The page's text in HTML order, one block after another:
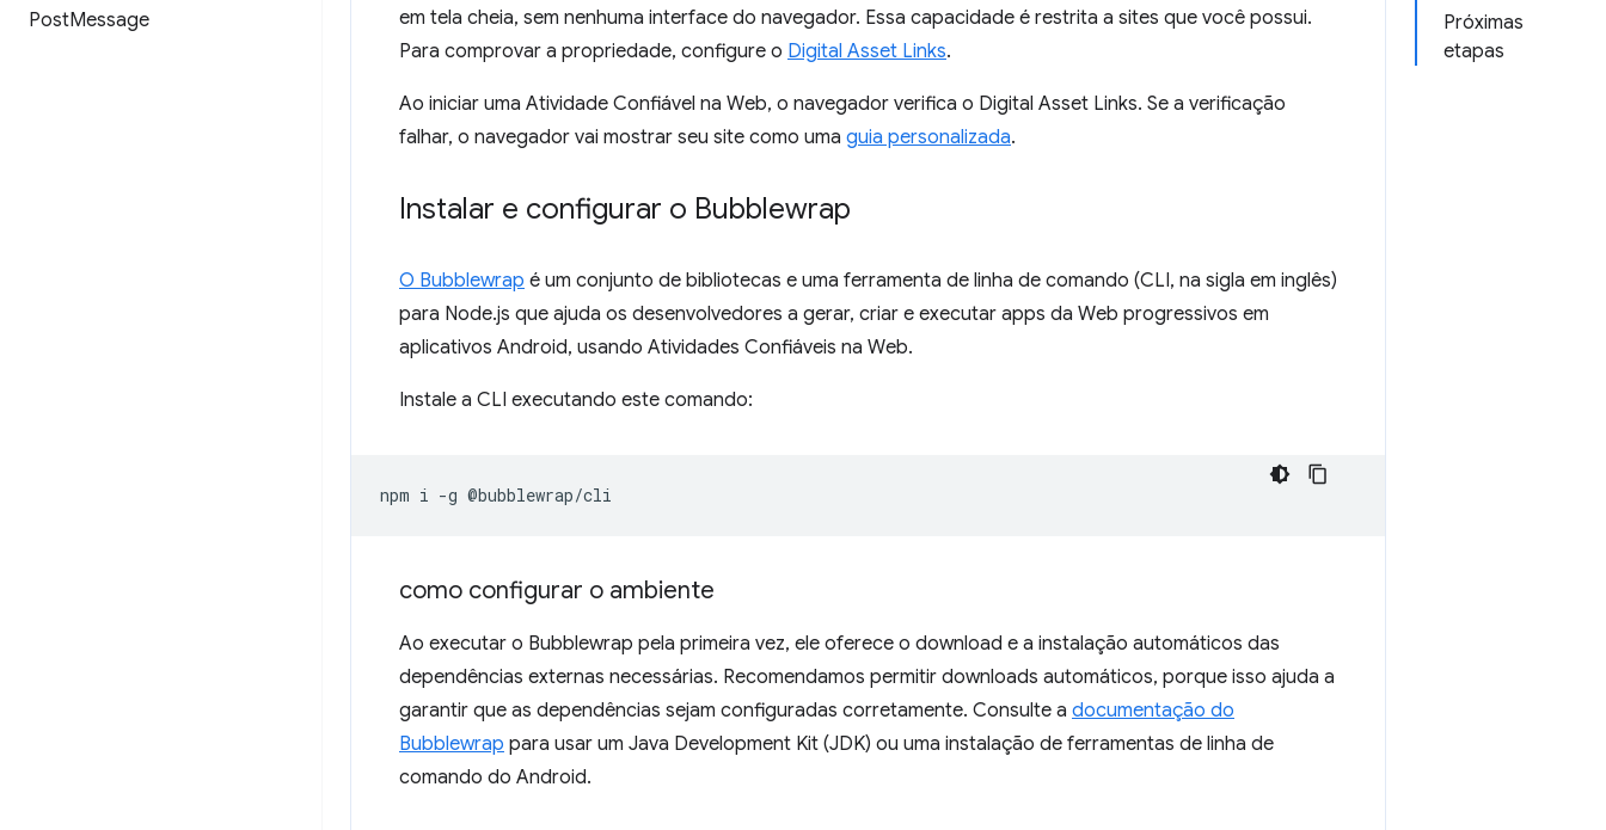
PostMessage
Próximas
etapas
em tela cheia, sem nenhuma interface do navegador. Essa capacidade é restrita a sites que você possui.
Para comprovar a propriedade, configure o Digital Asset Links.
Ao iniciar uma Atividade Confiável na Web, o navegador verifica o Digital Asset Links. Se a verificação
falhar, o navegador vai mostrar seu site como uma guia personalizada.
Instalar e configurar o Bubblewrap
O Bubblewrap é um conjunto de bibliotecas e uma ferramenta de linha de comando (CLI, na sigla em inglês)
para Node.js que ajuda os desenvolvedores a gerar, criar e executar apps da Web progressivos em
aplicativos Android, usando Atividades Confiáveis na Web.
Instale a CLI executando este comando:
npm i -g
como configurar o ambiente
Ao executar o Bubblewrap pela primeira vez, ele oferece o download e a instalação automáticos das
dependências externas necessárias. Recomendamos permitir downloads automáticos, porque isso ajuda a
garantir que as dependências sejam configuradas corretamente. Consulte a documentação do
Bubblewrap para usar um Java Development Kit (JDK) ou uma instalação de ferramentas de linha de
comando do Android.